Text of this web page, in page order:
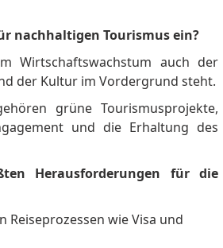
nachhaltigen Tourismus ein?
Wirtschaftswachstum auch der
der Kultur im Vordergrund steht.
grüne Tourismusprojekte,
und die Erhaltung des
Herausforderungen für die
Reiseprozessen wie Visa und